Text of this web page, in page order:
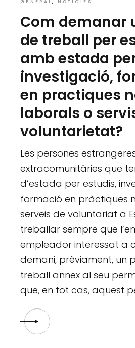
GENERAL NOTÍCIES
Com demanar
de treball per
amb estada
investigació,
en practiques
laborals o
voluntarietat?
Les persones
extracomunitàries que
d’estada per estudis,
formació en pràctiques
serveis de voluntariat a
treballar sempre que
empleador interessat a
demani, prèviament, un
treball annex al seu
que, en tot cas, aquest